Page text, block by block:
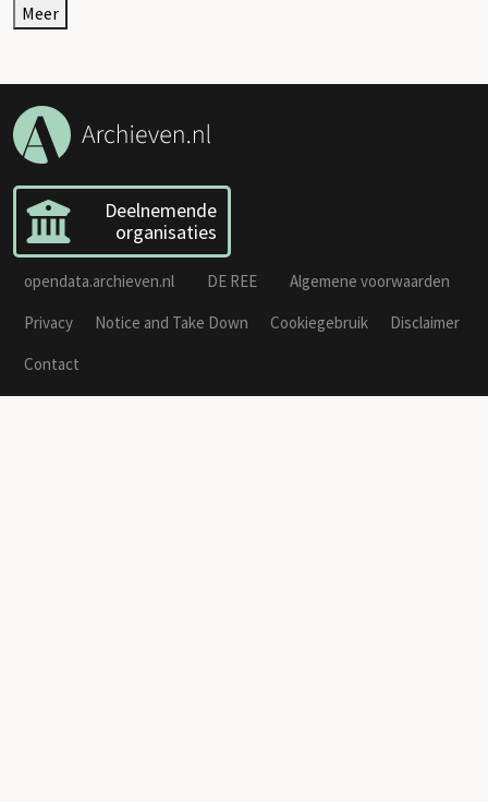
Meer
Deelnemende
organisaties
opendata.archieven.nl DE REE
Algemene voorwaarden
Privacy
Notice and Take Down Cookiegebruik
Disclaimer
Contact